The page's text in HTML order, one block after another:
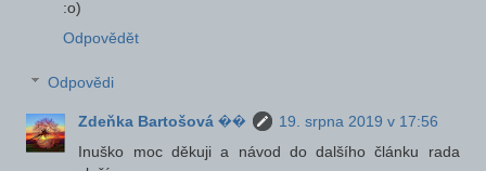
:o)
Odpovědět
Odpovědi
Zdeňka Bartošová ��
19. srpna 2019 v 17:56
Inuško moc děkuji a návod do dalšího článku rada